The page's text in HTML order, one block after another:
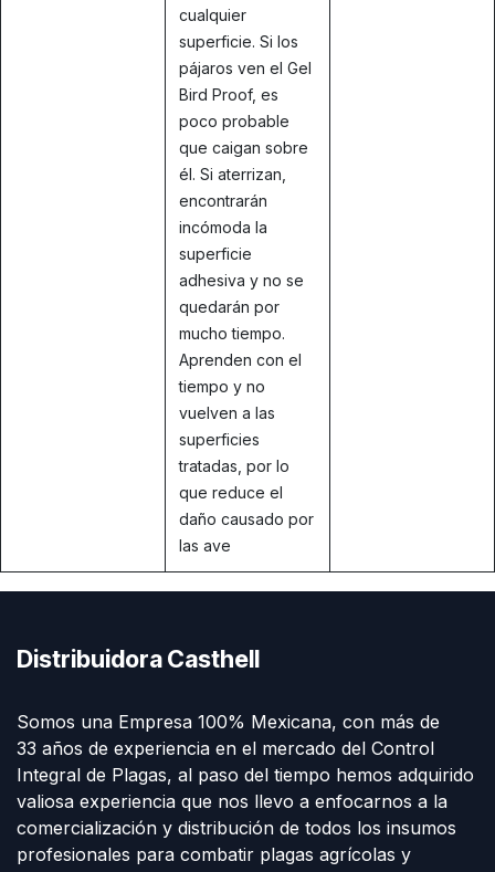
cualquier
superficie. Si los
pájaros ven el Gel
Bird Proof, es
poco probable
que caigan sobre
él. Si aterrizan,
encontrarán
incómoda la
superficie
adhesiva y no se
quedarán por
mucho tiempo.
Aprenden con el
tiempo y no
vuelven a las
superficies
tratadas, por lo
que reduce el
daño causado por
las ave
Distribuidora Casthell
Somos una Empresa 100% Mexicana, con más de
33 años de experiencia en el mercado del Control
Integral de Plagas, al paso del tiempo hemos adquirido
valiosa experiencia que nos llevo a enfocarnos a la
comercialización y distribución de todos los insumos
profesionales para combatir plagas agrícolas y